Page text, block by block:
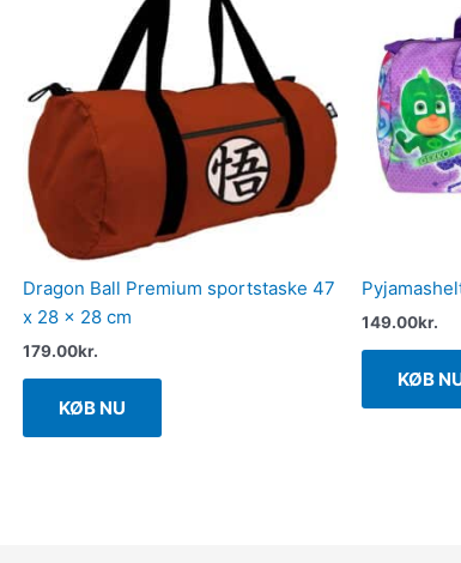
Dragon Ball Premium sportstaske 47
x 28 x 28 cm
179.00kr.
KØB NU
149.00kr.
KØB